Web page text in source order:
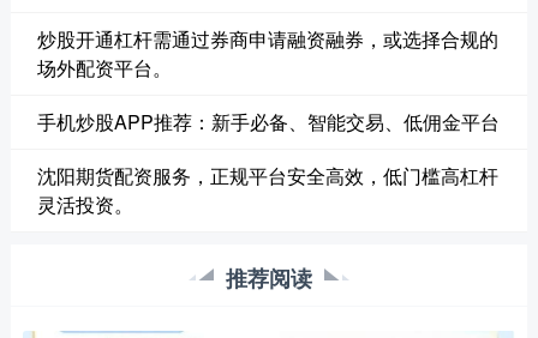
炒股开通杠杆需通过券商申请融资融券，或选择合规的
场外配资平台。
手机炒股APP推荐：新手必备、智能交易、低佣金平台
沈阳期货配资服务，正规平台安全高效，低门槛高杠杆
灵活投资。
推荐阅读